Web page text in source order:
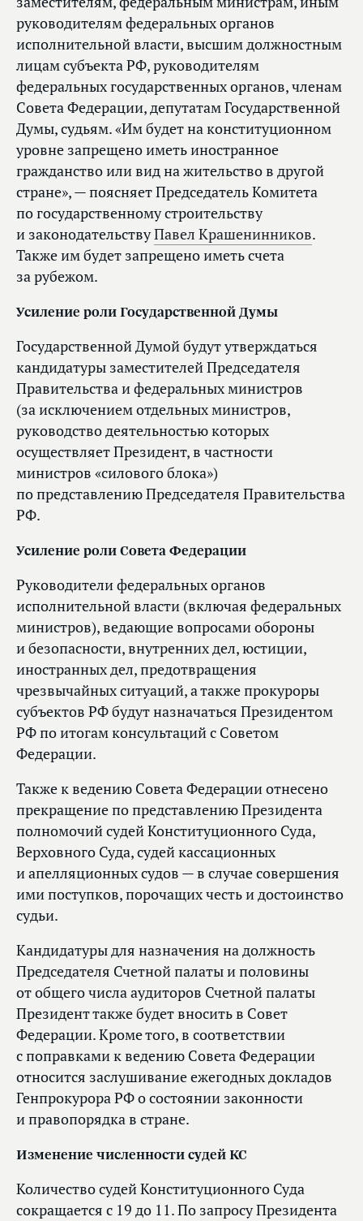
руководителям федеральных органов
исполнительной власти, высшим должностным
лицам субъекта РФ, руководителям
федеральных государственных органов, членам
Совета Федерации, депутатам Государственной
Думы, судьям. «Им будет на конституционном
уровне запрещено иметь иностранное
гражданство или вид на жительство в другой
стране», — поясняет Председатель Комитета
по государственному строительству
и законодательствуПавел Крашенинников.
Также им будет запрещено иметь счета
за рубежом.
Усиление роли Государственной Думы
Государственной Думой будут утверждаться
кандидатуры заместителей Председателя
Правительства и федеральных министров
(за исключением отдельных министров,
руководство деятельностью которых
осуществляет Президент, в частности
министров «силового блока»)
по представлению Председателя Правительства
РФ.
Усиление роли Совета Федерации
Руководители федеральных органов
исполнительной власти (включая федеральных
министров), ведающие вопросами обороны
и безопасности, внутренних дел, юстиции,
иностранных дел, предотвращения
чрезвычайных ситуаций, а также прокуроры
субъектов РФ будут назначаться Президентом
РФ по итогам консультаций с Советом
Федерации.
Также к ведению Совета Федерации отнесено
прекращение по представлению Президента
полномочий судей Конституционного Суда,
Верховного Суда, судей кассационных
и апелляционных судов — в случае совершения
ими поступков, порочащих честь и достоинство
судьи.
Кандидатуры для назначения на должность
Председателя Счетной палаты и половины
от общего числа аудиторов Счетной палаты
Президент также будет вносить в Совет
Федерации. Кроме того, в соответствии
с поправками к ведению Совета Федерации
относится заслушивание ежегодных докладов
Генпрокурора РФ о состоянии законности
и правопорядка в стране.
Изменение численности судей КС
Количество судей Конституционного Суда
сокращается с 19 до 11. По запросу Президента